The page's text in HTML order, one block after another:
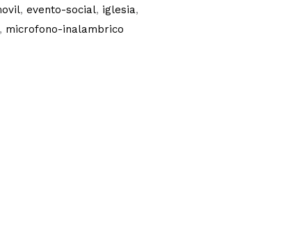
, evento-social, iglesia,
, microfono-inalambrico